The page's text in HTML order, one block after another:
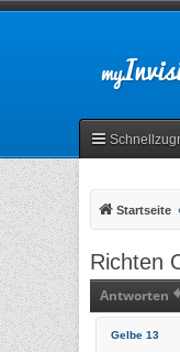
Startseite
Richten
Antworten
Gelbe 13